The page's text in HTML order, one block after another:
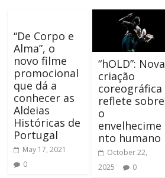
“De Corpo e
Alma”, o
novo filme
promocional
que dá a
conhecer as
Aldeias
Históricas de
Portugal
May 17, 2021
0
“hOLD”: Nova
criação
coreográfica
reflete sobre
o
envelhecime
nto humano
October 22,
2025
0